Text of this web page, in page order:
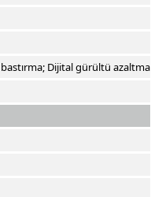
Dijital gürültü azaltma